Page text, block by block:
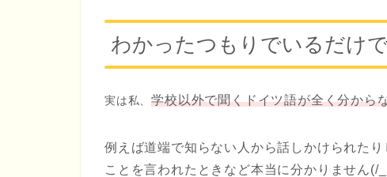
わかったつもりでいるだけ
実は私、学校以外で聞くドイツ語が全く分から
例えば道端で知らない人から話しかけられた
ことを言われたときなど本当に分かりません(/